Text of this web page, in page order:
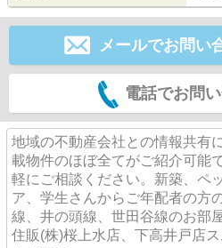
メールでお問い
電話でお問
地域の不動産会社との情報共有
載物件のほぼ全てがご紹介可能
軽にご相談ください。新築、ペ
ア、学生さんからご年配者の方
線、井の頭線、世田谷線のお部
住販(株)桜上水店、下高井戸店